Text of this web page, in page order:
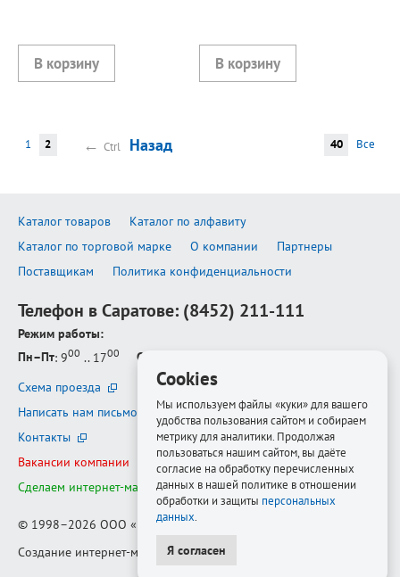
←Ctrl Назад
1 2 40 Все
Каталог товаров
Каталог по алфавиту
Каталог по торговой марке
О компании
Партнеры
Поставщикам
Политика конфиденциальности
Телефон в Саратове: (8452) 211-111
Режим работы:
Пн–Пт: 900 .. 1700 Сб–Вс
Схема проезда
Написать нам письмо
Контакты
Вакансии компании
Сделаем интернет-магазин ещё лучше
© 1998–2026 ООО «Белфорт-РМ»
Создание интернет-магазина—Медиапродукт
Cookies
Мы используем файлы «куки» для вашего
удобства пользования сайтом и собираем
метрику для аналитики. Продолжая
пользоваться нашим сайтом, вы даёте
согласие на обработку перечисленных
данных в нашей политике в отношении
обработки и защиты персональных
данных
Я согласен